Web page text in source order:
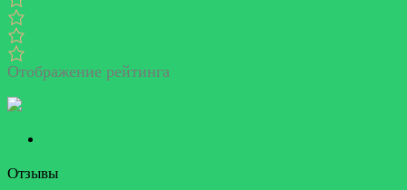
Отображение рейтинга
Отзывы